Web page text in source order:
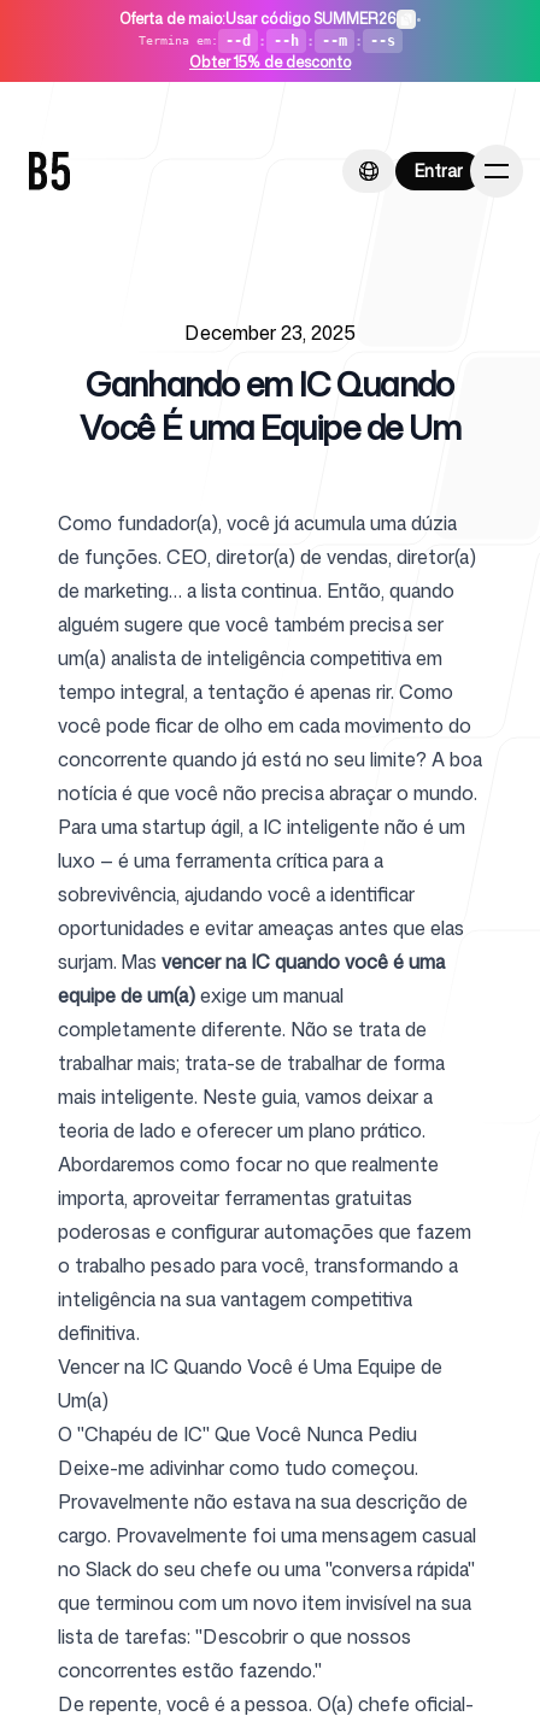
Oferta de maio:Usar código SUMMER26 •
Termina em: --d : --h : --m : --s
Obter 15% de desconto
Entrar
Entrar
Para agências
Blog
Preços
Central de ajuda
Ferramentas Gratuitas
FAQ
Contato
Entrar Cadastrar-se
Siga-nos
December 23, 2025
Ganhando em IC Quando
Você É uma Equipe de Um
Como fundador(a), você já acumula uma dúzia
de funções. CEO, diretor(a) de vendas, diretor(a)
de marketing… a lista continua. Então, quando
alguém sugere que você também precisa ser
um(a) analista de inteligência competitiva em
tempo integral, a tentação é apenas rir. Como
você pode ficar de olho em cada movimento do
concorrente quando já está no seu limite? A boa
notícia é que você não precisa abraçar o mundo.
Para uma startup ágil, a IC inteligente não é um
luxo — é uma ferramenta crítica para a
sobrevivência, ajudando você a identificar
oportunidades e evitar ameaças antes que elas
surjam. Mas vencer na IC quando você é uma
equipe de um(a)exige um manual
completamente diferente. Não se trata de
trabalhar mais; trata-se de trabalhar de forma
mais inteligente. Neste guia, vamos deixar a
teoria de lado e oferecer um plano prático.
Abordaremos como focar no que realmente
importa, aproveitar ferramentas gratuitas
poderosas e configurar automações que fazem
o trabalho pesado para você, transformando a
inteligência na sua vantagem competitiva
definitiva.
Vencer na IC Quando Você é Uma Equipe de
Um(a)
O "Chapéu de IC" Que Você Nunca Pediu
Deixe-me adivinhar como tudo começou.
Provavelmente não estava na sua descrição de
cargo. Provavelmente foi uma mensagem casual
no Slack do seu chefe ou uma "conversa rápida"
que terminou com um novo item invisível na sua
lista de tarefas: "Descobrir o que nossos
concorrentes estão fazendo."
De repente, você é a pessoa. O(a) chefe oficial-